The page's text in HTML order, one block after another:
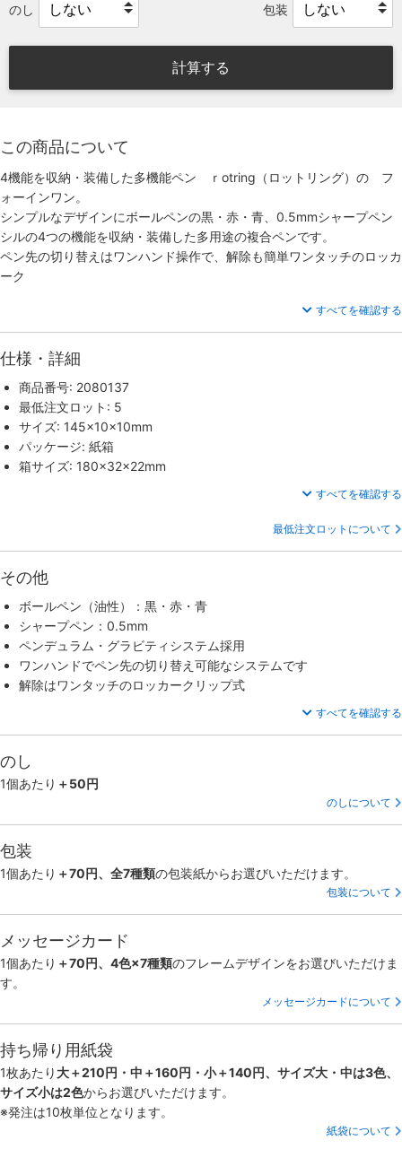
のし 包装
計算する
この商品について
4機能を収納・装備した多機能ペン ｒotring（ロットリング）の フ
ォーインワン。
シンプルなデザインにボールペンの黒・赤・青、0.5mmシャープペン
シルの4つの機能を収納・装備した多用途の複合ペンです。
ペン先の切り替えはワンハンド操作で、解除も簡単ワンタッチのロッカ
ーク
すべてを確認する
仕様・詳細
商品番号: 2080137
最低注文ロット: 5
サイズ: 145×10×10mm
パッケージ: 紙箱
箱サイズ: 180×32×22mm
すべてを確認する
最低注文ロットについて
その他
ボールペン（油性）：黒・赤・青
シャープペン：0.5mm
ペンデュラム・グラビティシステム採用
ワンハンドでペン先の切り替え可能なシステムです
解除はワンタッチのロッカークリップ式
すべてを確認する
のし
1個あたり ＋50円
のしについて
包装
1個あたり ＋70円、全7種類の包装紙からお選びいただけます。
包装について
メッセージカード
1個あたり ＋70円、4色×7種類のフレームデザインをお選びいただけま
す。
メッセージカードについて
持ち帰り用紙袋
1枚あたり 大＋210円・中＋160円・小＋140円、サイズ大・中は3色、
サイズ小は2色からお選びいただけます。
※発注は10枚単位となります。
紙袋について